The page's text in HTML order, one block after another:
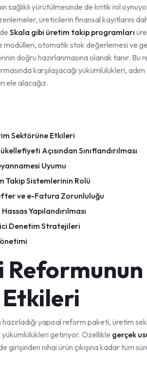
sağlıklı yürütülmesinde de kritik rol
üreticilerin finansal kayıtlarını
Skala gibi üretim takip programları
modülleri, otomatik stok değerlemesi ve
doğru hazırlanmasına olanak tanır. Bu
karşılaşacağı yükümlülükleri,
ele alacağız.
Sektörüne Etkileri
Açısından Sınıflandırılması
Uyumu
Takip Sistemlerinin Rolü
ve e-Fatura Zorunluluğu
Yapılandırılması
Denetim Stratejileri
hazırladığı yapısal reform paketi, üretim
getiriyor. Özellikle gerçek
girişinden nihai ürün çıkışına kadar tüm